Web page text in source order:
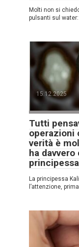
Molti non si
pulsanti sul
15.12.2025
Tutti
operazioni
verità è
ha
La principessa
l’attenzione,